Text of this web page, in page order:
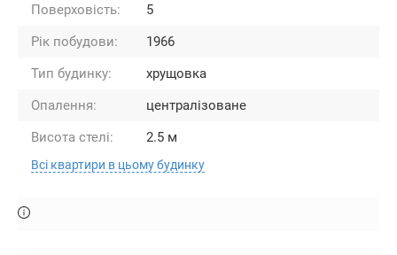
Поверховість:
5
Рік побудови:
1966
Тип будинку:
хрущовка
Опалення:
централізоване
Висота стелі:
2.5 м
Всі квартири в цьому будинку